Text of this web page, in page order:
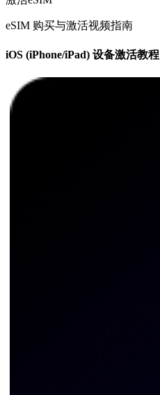
eSIM 购买与激活视频指南
iOS (iPhone/iPad) 设备激活教程